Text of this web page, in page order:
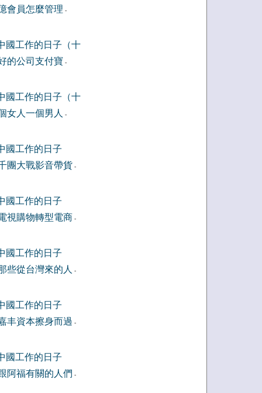
會員怎麼管理 -
國工作的日子（十
的公司支付寶 -
國工作的日子（十
女人一個男人
-
國工作的日子
團大戰影音帶貨 -
國工作的日子
視購物轉型電商 -
國工作的日子
些從台灣來的人
-
國工作的日子
丰資本擦身而過 -
國工作的日子
阿福有關的人們 -